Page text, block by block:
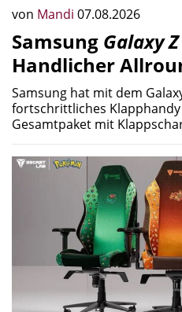
von Mandi 07.08.2026
Samsung Galaxy
Handlicher
Samsung hat mit dem
fortschrittliches
Gesamtpaket mit